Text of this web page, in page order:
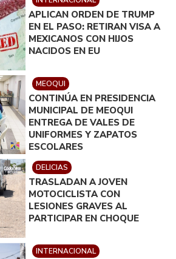
APLICAN ORDEN DE TRUMP
EN EL PASO: RETIRAN VISA A
MEXICANOS CON HIJOS
NACIDOS EN EU
MEOQUI
CONTINÚA EN PRESIDENCIA
MUNICIPAL DE MEOQUI
ENTREGA DE VALES DE
UNIFORMES Y ZAPATOS
ESCOLARES
DELICIAS
TRASLADAN A JOVEN
MOTOCICLISTA CON
LESIONES GRAVES AL
PARTICIPAR EN CHOQUE
INTERNACIONAL